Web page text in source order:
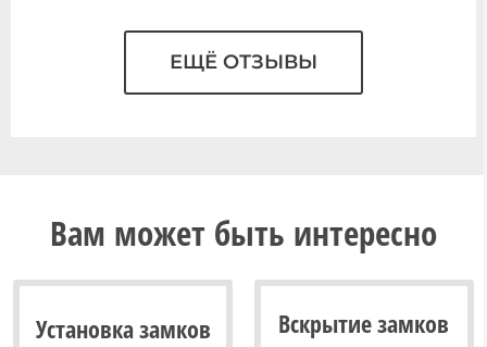
ЕЩЁ ОТЗЫВЫ
Вам может быть интересно
Установка замков Вскрытие замков